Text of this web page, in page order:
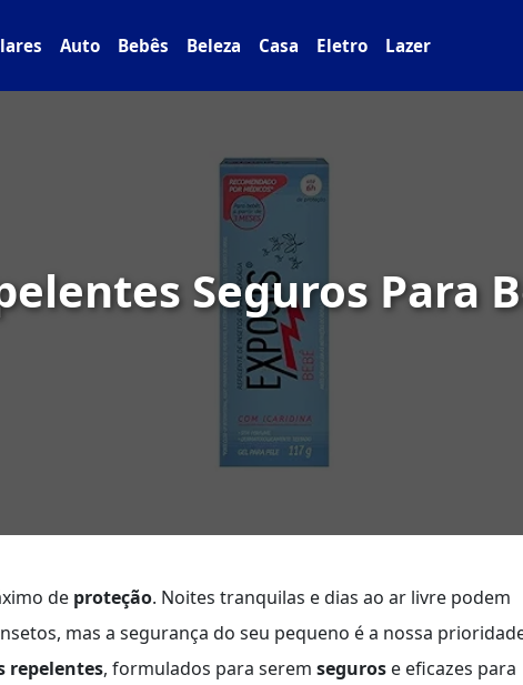
Auto Bebês Beleza Casa Eletro Lazer
Seguros Para
de proteção. Noites tranquilas e dias ao ar livre podem
mas a segurança do seu pequeno é a nossa
repelentes, formulados para serem seguros e eficazes para